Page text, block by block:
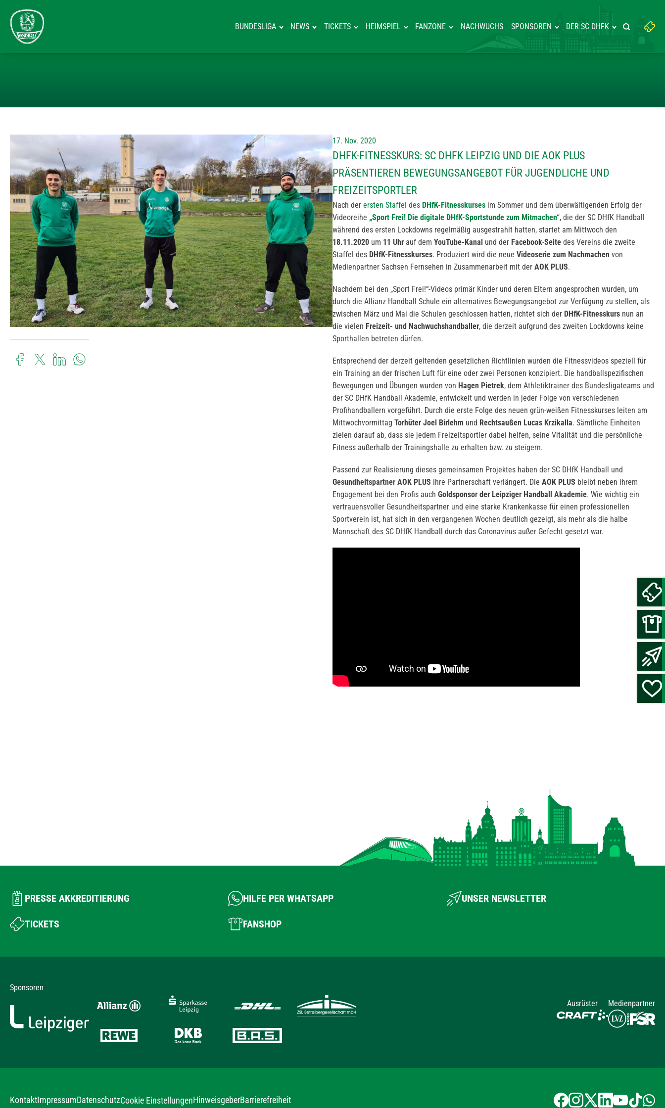
BUNDESLIGA NEWS TICKETS HEIMSPIEL FANZONE NACHWUCHS SPONSOREN DER SC DHFK
Suchbegriff
eingeben:
Suche
17. Nov. 2020
DHFK-FITNESSKURS: SC DHFK LEIPZIG UND DIE AOK PLUS
PRÄSENTIEREN BEWEGUNGSANGEBOT FÜR JUGENDLICHE UND
FREIZEITSPORTLER
Nach der ersten Staffel des DHfK-Fitnesskurses im Sommer und dem überwältigenden Erfolg der
Videoreihe „Sport Frei! Die digitale DHfK-Sportstunde zum Mitmachen“, die der SC DHfK Handball
während des ersten Lockdowns regelmäßig ausgestrahlt hatten, startet am Mittwoch den
18.11.2020 um 11 Uhr auf dem YouTube-Kanal und der Facebook-Seite des Vereins die zweite
Staffel des DHfK-Fitnesskurses. Produziert wird die neue Videoserie zum Nachmachen von
Medienpartner Sachsen Fernsehen in Zusammenarbeit mit der AOK PLUS.
Nachdem bei den „Sport Frei!“-Videos primär Kinder und deren Eltern angesprochen wurden, um
durch die Allianz Handball Schule ein alternatives Bewegungsangebot zur Verfügung zu stellen, als
zwischen März und Mai die Schulen geschlossen hatten, richtet sich der DHfK-Fitnesskurs nun an
die vielen Freizeit- und Nachwuchshandballer, die derzeit aufgrund des zweiten Lockdowns keine
Sporthallen betreten dürfen.
Entsprechend der derzeit geltenden gesetzlichen Richtlinien wurden die Fitnessvideos speziell für
ein Training an der frischen Luft für eine oder zwei Personen konzipiert. Die handballspezifischen
Bewegungen und Übungen wurden von Hagen Pietrek, dem Athletiktrainer des Bundesligateams und
der SC DHfK Handball Akademie, entwickelt und werden in jeder Folge von verschiedenen
Profihandballern vorgeführt. Durch die erste Folge des neuen grün-weißen Fitnesskurses leiten am
Mittwochvormittag Torhüter Joel Birlehm und Rechtsaußen Lucas Krzikalla. Sämtliche Einheiten
zielen darauf ab, dass sie jedem Freizeitsportler dabei helfen, seine Vitalität und die persönliche
Fitness außerhalb der Trainingshalle zu erhalten bzw. zu steigern.
Passend zur Realisierung dieses gemeinsamen Projektes haben der SC DHfK Handball und
Gesundheitspartner AOK PLUS ihre Partnerschaft verlängert. Die AOK PLUS bleibt neben ihrem
Engagement bei den Profis auch Goldsponsor der Leipziger Handball Akademie. Wie wichtig ein
vertrauensvoller Gesundheitspartner und eine starke Krankenkasse für einen professionellen
Sportverein ist, hat sich in den vergangenen Wochen deutlich gezeigt, als mehr als die halbe
Mannschaft des SC DHfK Handball durch das Coronavirus außer Gefecht gesetzt war.
PRESSE AKKREDITIERUNG HILFE PER WHATSAPP UNSER NEWSLETTER
TICKETS FANSHOP
Sponsoren
Ausrüster
Medienpartner
KontaktImpressumDatenschutzCookie EinstellungenHinweisgeberBarrierefreiheit